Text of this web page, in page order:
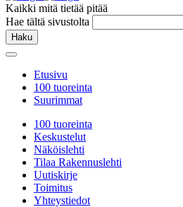
Kaikki mitä tietää pitää
Hae tältä sivustolta
Haku
Etusivu
100 tuoreinta
Suurimmat
100 tuoreinta
Keskustelut
Näköislehti
Tilaa Rakennuslehti
Uutiskirje
Toimitus
Yhteystiedot